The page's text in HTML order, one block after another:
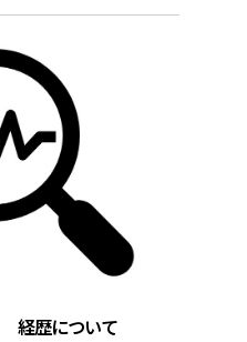
経歴について